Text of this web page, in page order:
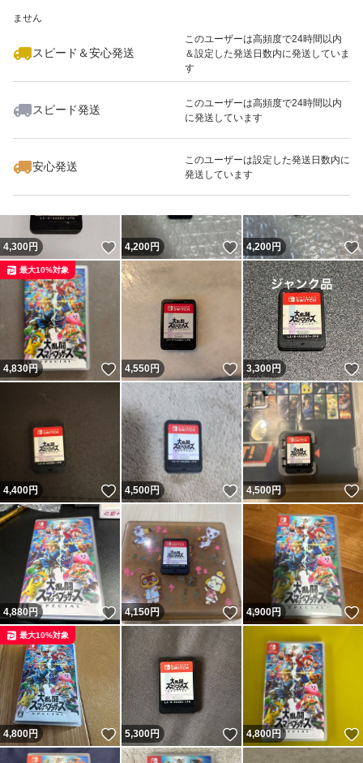
ません
スピード＆安心発送
このユーザーは高頻度で24時間以内
＆設定した発送日数内に発送していま
す
スピード発送
このユーザーは高頻度で24時間以内
に発送しています
安心発送
このユーザーは設定した発送日数内に
発送しています
いいね！
4,360
4,300円 いいね！
4,200円 いいね！
4,200円
4,830円 いいね！
最大10%対象
4,550円 いいね！
3,300円
4,400円 いいね！
4,500円 いいね！
4,500円
4,880円 いいね！
4,150円 いいね！
4,900円
4,800円 いいね！
最大10%対象
5,300円 いいね！
4,800円